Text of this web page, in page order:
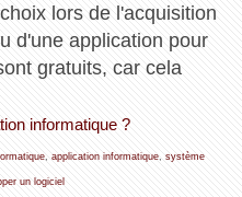
lors de l'acquisition
d'une application pour
gratuits, car cela
informatique ?
, application informatique, système
un logiciel